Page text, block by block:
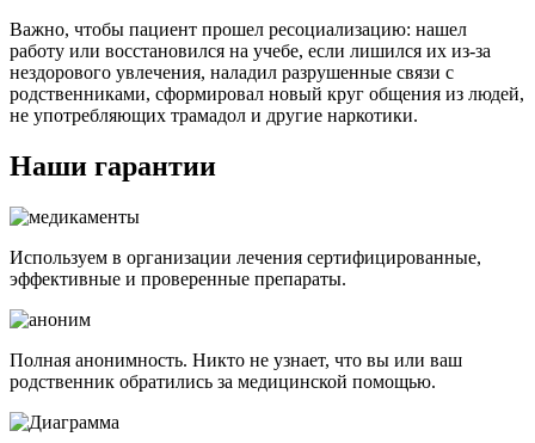
Важно, чтобы пациент прошел ресоциализацию: нашел
работу или восстановился на учебе, если лишился их из-за
нездорового увлечения, наладил разрушенные связи с
родственниками, сформировал новый круг общения из людей,
не употребляющих трамадол и другие наркотики.
Наши гарантии
Используем в организации лечения сертифицированные,
эффективные и проверенные препараты.
Полная анонимность. Никто не узнает, что вы или ваш
родственник обратились за медицинской помощью.